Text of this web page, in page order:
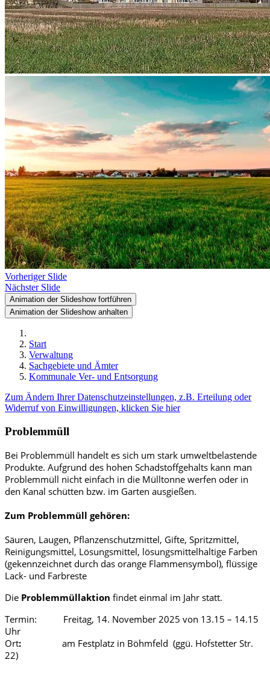
Vorheriger Slide
Nächster Slide
Animation der Slideshow fortführen
Animation der Slideshow anhalten
Start
Verwaltung
Sachgebiete und Ämter
Kommunale Ver- und Entsorgung
Zum Ändern Ihrer Datenschutzeinstellungen, z.B. Erteilung oder
Widerruf von Einwilligungen, klicken Sie hier
Problemmüll
Bei Problemmüll handelt es sich um stark umweltbelastende
Produkte. Aufgrund des hohen Schadstoffgehalts kann man
Problemmüll nicht einfach in die Mülltonne werfen oder in
den Kanal schütten bzw. im Garten ausgießen.
Zum Problemmüll gehören:
Säuren, Laugen, Pflanzenschutzmittel, Gifte, Spritzmittel,
Reinigungsmittel, Lösungsmittel, lösungsmittelhaltige Farben
(gekennzeichnet durch das orange Flammensymbol), flüssige
Lack- und Farbreste
Die Problemmüllaktion findet einmal im Jahr statt.
Termin: Freitag, 14. November 2025 von 13.15 – 14.15
Uhr
Ort: am Festplatz in Böhmfeld (ggü. Hofstetter Str.
22)